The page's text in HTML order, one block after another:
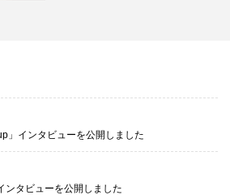
」インタビューを公開しました
ンタビューを公開しました